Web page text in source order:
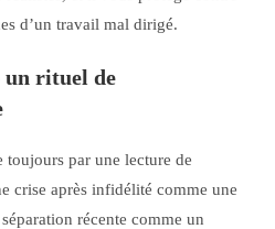
d’un travail mal dirigé.
un rituel de
par une lecture de
crise après infidélité comme une
récente comme un